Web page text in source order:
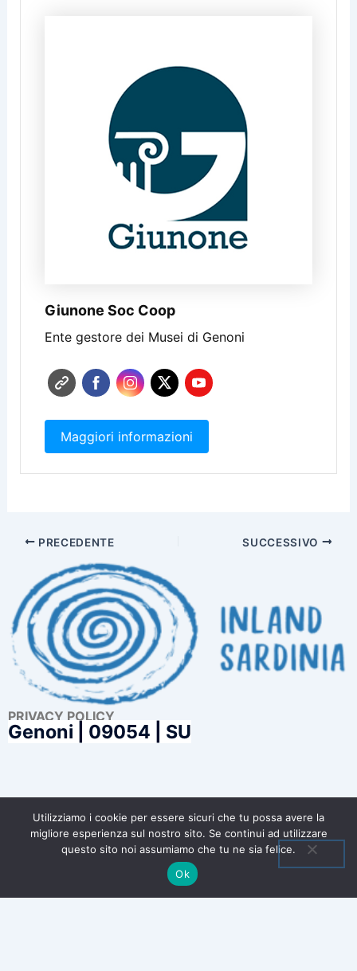
Giunone Soc Coop
Ente gestore dei Musei di Genoni
Maggiori informazioni
PRECEDENTE SUCCESSIVO
PRIVACY POLICY
Genoni | 09054 | SU
FONDO (R)ESISTO
Utilizziamo i cookie per essere sicuri che tu possa avere la
migliore esperienza sul nostro sito. Se continui ad utilizzare
questo sito noi assumiamo che tu ne sia felice.
Ok